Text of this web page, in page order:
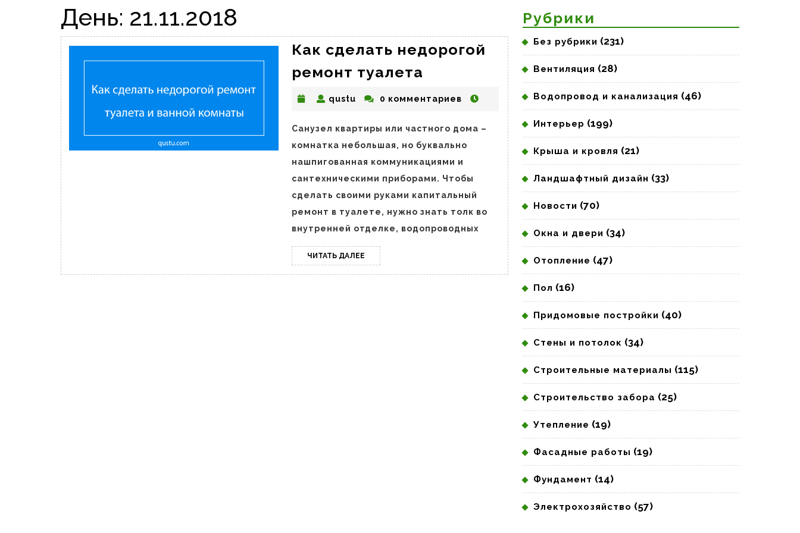
День: 21.11.2018
Как сделать недорогой
ремонт туалета
недорогой
туалета
qustu qustu0 комментариев
Санузел квартиры или частного дома –
комнатка небольшая, но буквально
нашпигованная коммуникациями и
сантехническими приборами. Чтобы
сделать своими руками капитальный
ремонт в туалете, нужно знать толк во
внутренней отделке, водопроводных
ЧИТАТЬ ДАЛЕЕ ЧИТАТЬ
ДАЛЕЕ
Рубрики
Без рубрики (231)
Вентиляция (28)
Водопровод и канализация (46)
Интерьер (199)
Крыша и кровля (21)
Ландшафтный дизайн (33)
Новости (70)
Окна и двери (34)
Отопление (47)
Пол (16)
Придомовые постройки (40)
Стены и потолок (34)
Строительные материалы (115)
Строительство забора (25)
Утепление (19)
Фасадные работы (19)
Фундамент (14)
Электрохозяйство (57)